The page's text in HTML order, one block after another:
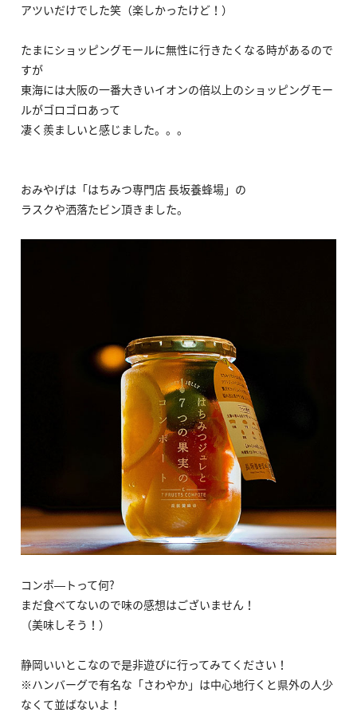
アツいだけでした笑（楽しかったけど！）
たまにショッピングモールに無性に行きたくなる時があるので
すが
東海には大阪の一番大きいイオンの倍以上のショッピングモー
ルがゴロゴロあって
凄く羨ましいと感じました。。。
おみやげは「はちみつ専門店 長坂養蜂場」の
ラスクや洒落たビン頂きました。
コンポ―トって何?
まだ食ベてないので味の感想はございません！
（美味しそう！）
静岡いいとこなので是非遊びに行ってみてください！
※ハンバーグで有名な「さわやか」は中心地行くと県外の人少
なくて並ばないよ！